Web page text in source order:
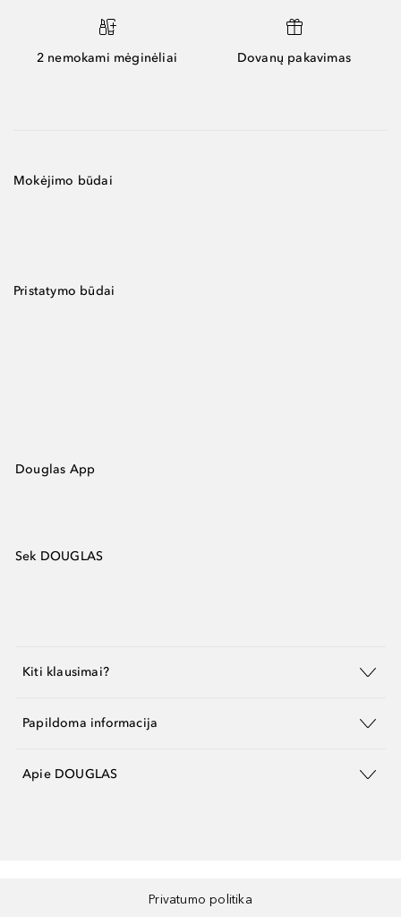
2 nemokami mėginėliai Dovanų pakavimas
Mokėjimo būdai
Pristatymo būdai
Douglas App
Sek DOUGLAS
Kiti klausimai?
Papildoma informacija
Apie DOUGLAS
Privatumo politika